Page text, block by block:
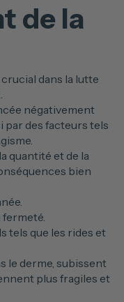
de la
dans la lutte
négativement
par des facteurs tels
quantité et de la
bien
tels que les rides et
le derme, subissent
plus fragiles et